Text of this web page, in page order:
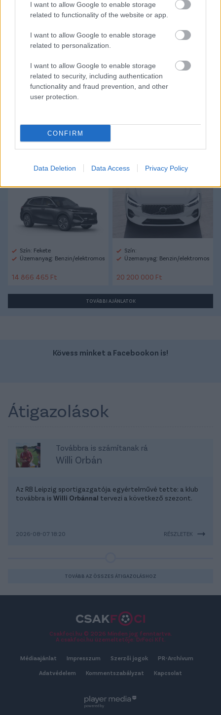
I want to allow Google to enable storage
related to functionality of the website or app.
I want to allow Google to enable storage
related to personalization.
I want to allow Google to enable storage
related to security, including authentication
functionality and fraud prevention, and other
user protection.
CONFIRM
Data Deletion Data Access Privacy Policy
Link másolása
CÍMKÉK: #MAGYAR FOCI
#LÉGIÓSOK
#ÁTIGAZOLÁSOK
#ANGOL FOCI
#LIVERPOOL
#PREMIER LEAGUE
#KERKEZ MILOS #BOURNEMOUTH
Autópiac
Geely Starray Em-i
Szín: Fekete
Üzemanyag: Benzin/elektromos
14 866 465 Ft
Volvo Xc60
Szín:
Üzemanyag: Benzin/elektromos
20 200 000 Ft
TOVÁBBI AJÁNLATOK
Kövess minket a Facebookon is!
Átigazolások
Továbbra is számítanak rá
Willi Orbán
Az RB Leipzig sportigazgatója egyértelművé tette: a klub
továbbra is Willi Orbánnal tervezi a következő szezont.
2026-08-07 18:20 RÉSZLETEK
TOVÁBB AZ ÖSSZES ÁTIGAZOLÁSHOZ
Csakfoci.hu © 2026 Minden jog fenntartva.
A csakfoci.hu üzemeltetője: DrFoci Kft.
Médiaajánlat Impresszum Szerzői jogok PR-Archívum
Adatvédelem Kommentszabályzat Kapcsolat
powered by